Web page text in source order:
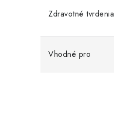
Zdravotné tvrdenia
Vhodné pro